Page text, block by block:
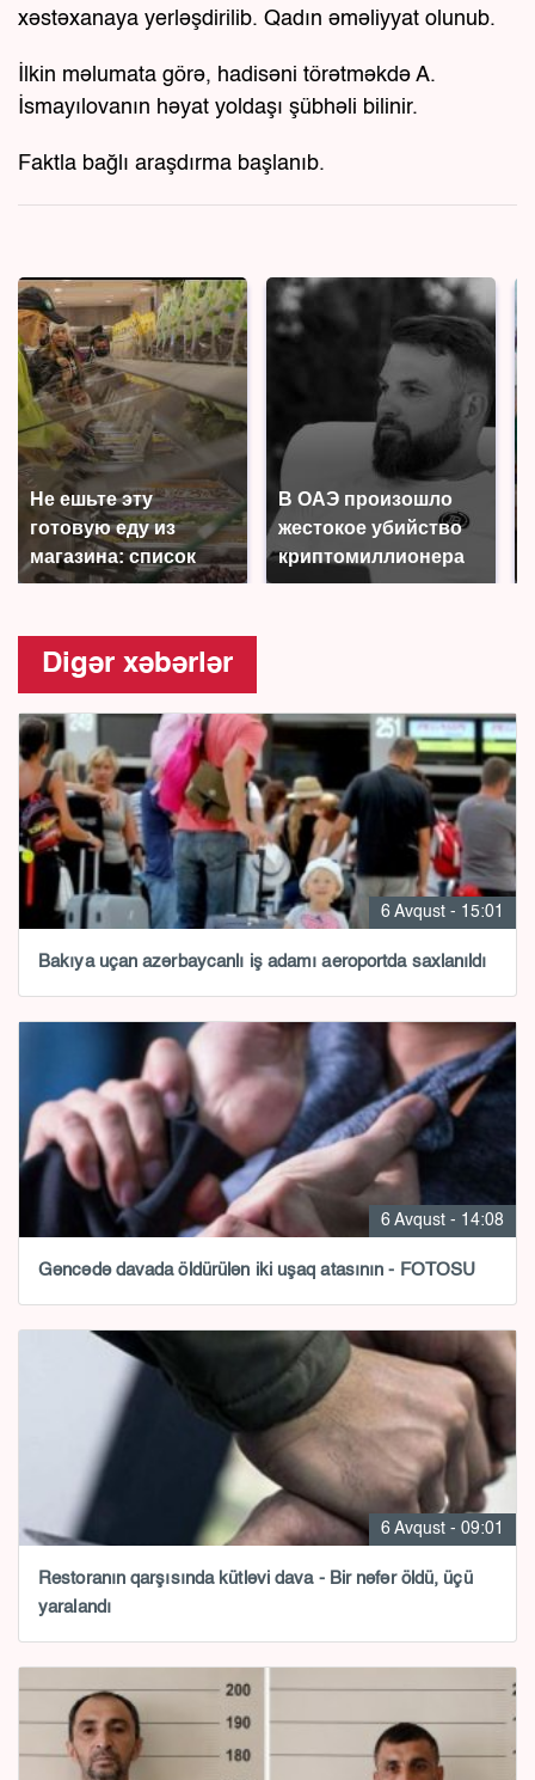
xəstəxanaya yerləşdirilib. Qadın əməliyyat olunub.
İlkin məlumata görə, hadisəni törətməkdə A.
İsmayılovanın həyat yoldaşı şübhəli bilinir.
Faktla bağlı araşdırma başlanıb.
Не ешьте эту
готовую еду из
магазина: список
В ОАЭ произошло
жестокое убийство
криптомиллионера
Digər xəbərlər
6 Avqust - 15:01
Bakıya uçan azərbaycanlı iş adamı aeroportda saxlanıldı
6 Avqust - 14:08
Gəncədə davada öldürülən iki uşaq atasının - FOTOSU
6 Avqust - 09:01
Restoranın qarşısında kütləvi dava - Bir nəfər öldü, üçü
yaralandı